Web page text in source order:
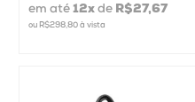
em até 12xde R$27,67
ou R$298,80à vista